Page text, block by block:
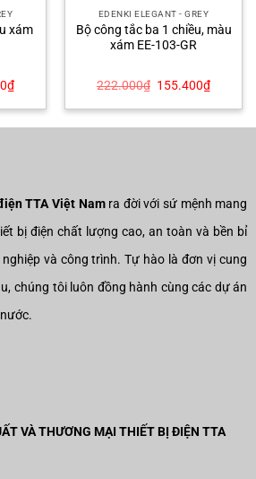
xám
₫Giá
hiện
tại
151.900₫.
EDENKI ELEGANT - GREY
Bộ công tắc ba 1 chiều, màu
xám EE-103-GR
222.000₫ Giá
là:
155.400₫Giá
hiện
tại
TTA Việt Namra đời với sứ mệnh mang
bị điện chất lượng cao, an toàn và bền bỉ
và công trình. Tự hào là đơn vị cung
chúng tôi luôn đồng hành cùng các dự án
VÀ THƯƠNG MẠI THIẾT BỊ ĐIỆN TTA